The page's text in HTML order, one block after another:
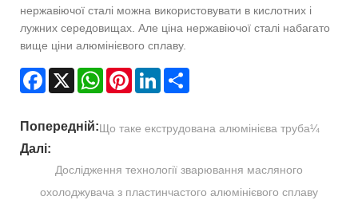
нержавіючої сталі можна використовувати в кислотних і
лужних середовищах. Але ціна нержавіючої сталі набагато
вище ціни алюмінієвого сплаву.
Facebook
X WhatsAppPinterestLinkedIn
Попередній:Що таке екструдована алюмінієва труба¼
Далі:
Дослідження технології зварювання масляного
охолоджувача з пластинчастого алюмінієвого сплаву